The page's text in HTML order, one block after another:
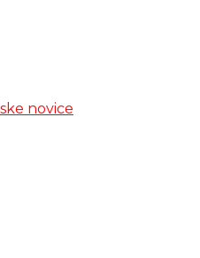
novice